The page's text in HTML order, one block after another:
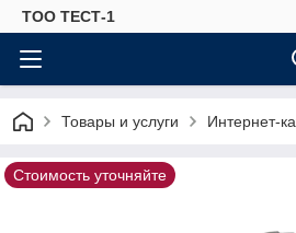
ТОО ТЕСТ-1
Товары и услуги Интернет-
Стоимость уточняйте